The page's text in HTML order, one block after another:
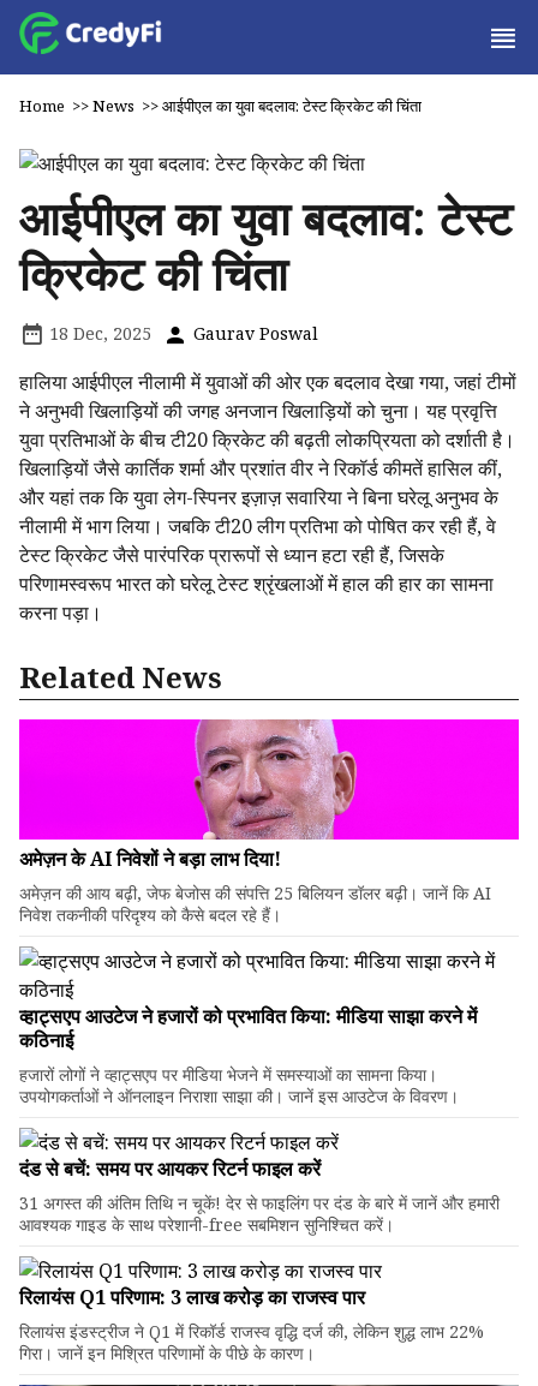
Home >>News >>आईपीएल का युवा बदलाव: टेस्ट क्रिकेट की चिंता
आईपीएल का युवा बदलाव: टेस्ट
क्रिकेट की चिंता
18 Dec, 2025 Gaurav Poswal
हालिया आईपीएल नीलामी में युवाओं की ओर एक बदलाव देखा गया, जहां टीमों
ने अनुभवी खिलाड़ियों की जगह अनजान खिलाड़ियों को चुना। यह प्रवृत्ति
युवा प्रतिभाओं के बीच टी20 क्रिकेट की बढ़ती लोकप्रियता को दर्शाती है।
खिलाड़ियों जैसे कार्तिक शर्मा और प्रशांत वीर ने रिकॉर्ड कीमतें हासिल कीं,
और यहां तक कि युवा लेग-स्पिनर इज़ाज़ सवारिया ने बिना घरेलू अनुभव के
नीलामी में भाग लिया। जबकि टी20 लीग प्रतिभा को पोषित कर रही हैं, वे
टेस्ट क्रिकेट जैसे पारंपरिक प्रारूपों से ध्यान हटा रही हैं, जिसके
परिणामस्वरूप भारत को घरेलू टेस्ट श्रृंखलाओं में हाल की हार का सामना
करना पड़ा।
Related News
अमेज़न के AI निवेशों ने बड़ा लाभ दिया!
अमेज़न की आय बढ़ी, जेफ बेजोस की संपत्ति 25 बिलियन डॉलर बढ़ी। जानें कि AI
निवेश तकनीकी परिदृश्य को कैसे बदल रहे हैं।
व्हाट्सएप आउटेज ने हजारों को प्रभावित किया: मीडिया साझा करने में
कठिनाई
हजारों लोगों ने व्हाट्सएप पर मीडिया भेजने में समस्याओं का सामना किया।
उपयोगकर्ताओं ने ऑनलाइन निराशा साझा की। जानें इस आउटेज के विवरण।
दंड से बचें: समय पर आयकर रिटर्न फाइल करें
31 अगस्त की अंतिम तिथि न चूकें! देर से फाइलिंग पर दंड के बारे में जानें और हमारी
आवश्यक गाइड के साथ परेशानी-free सबमिशन सुनिश्चित करें।
रिलायंस Q1 परिणाम: ₹3 लाख करोड़ का राजस्व पार
रिलायंस इंडस्ट्रीज ने Q1 में रिकॉर्ड राजस्व वृद्धि दर्ज की, लेकिन शुद्ध लाभ 22%
गिरा। जानें इन मिश्रित परिणामों के पीछे के कारण।